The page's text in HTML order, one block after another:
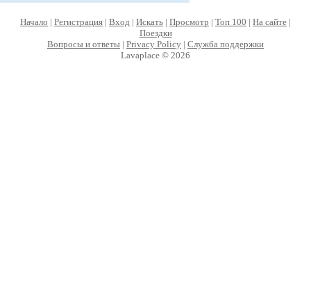
Начало | Регистрация | Вход | Искать | Просмотр | Топ 100 | На сайте |
Поездки
Вопросы и ответы | Privacy Policy | Служба поддержки
Lavaplace © 2026